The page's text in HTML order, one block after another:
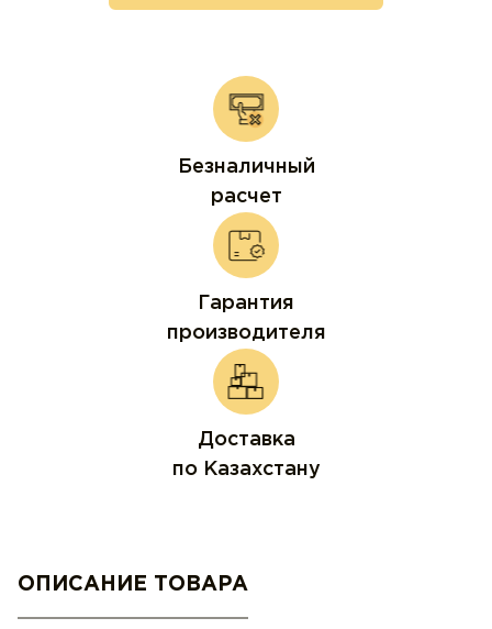
Безналичный
расчет
Гарантия
производителя
Доставка
по Казахстану
ОПИСАНИЕ ТОВАРА